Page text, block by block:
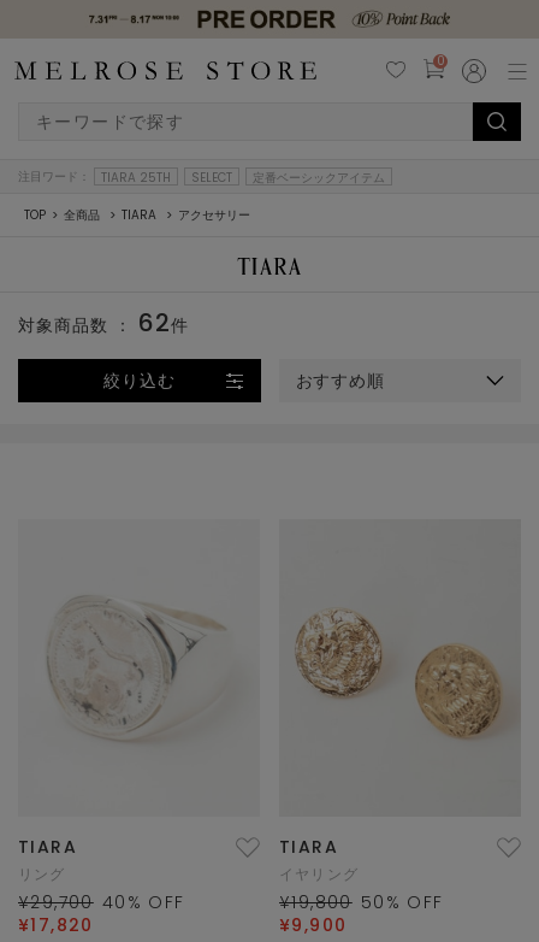
0
注目ワード： TIARA 25TH SELECT 定番ベーシックアイテム
TOP 全商品 TIARA アクセサリー
絞り込む おすすめ順
対象商品数 ： 62件
TIARA
リング
¥29,700 40 % OFF
¥17,820
TIARA
イヤリング
¥19,800 50 % OFF
¥9,900